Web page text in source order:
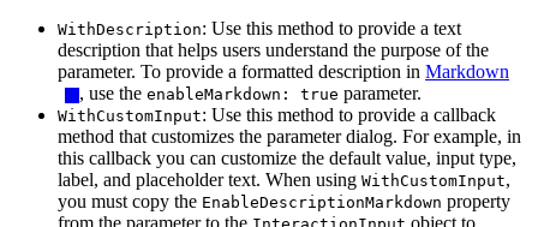
WithDescription: Use this method to provide a text
description that helps users understand the purpose of the
parameter. To provide a formatted description in Markdown
, use theenableMarkdown: true parameter.
WithCustomInput: Use this method to provide a callback
method that customizes the parameter dialog. For example, in
this callback you can customize the default value, input type,
label, and placeholder text. When using WithCustomInput,
you must copy the EnableDescriptionMarkdown property